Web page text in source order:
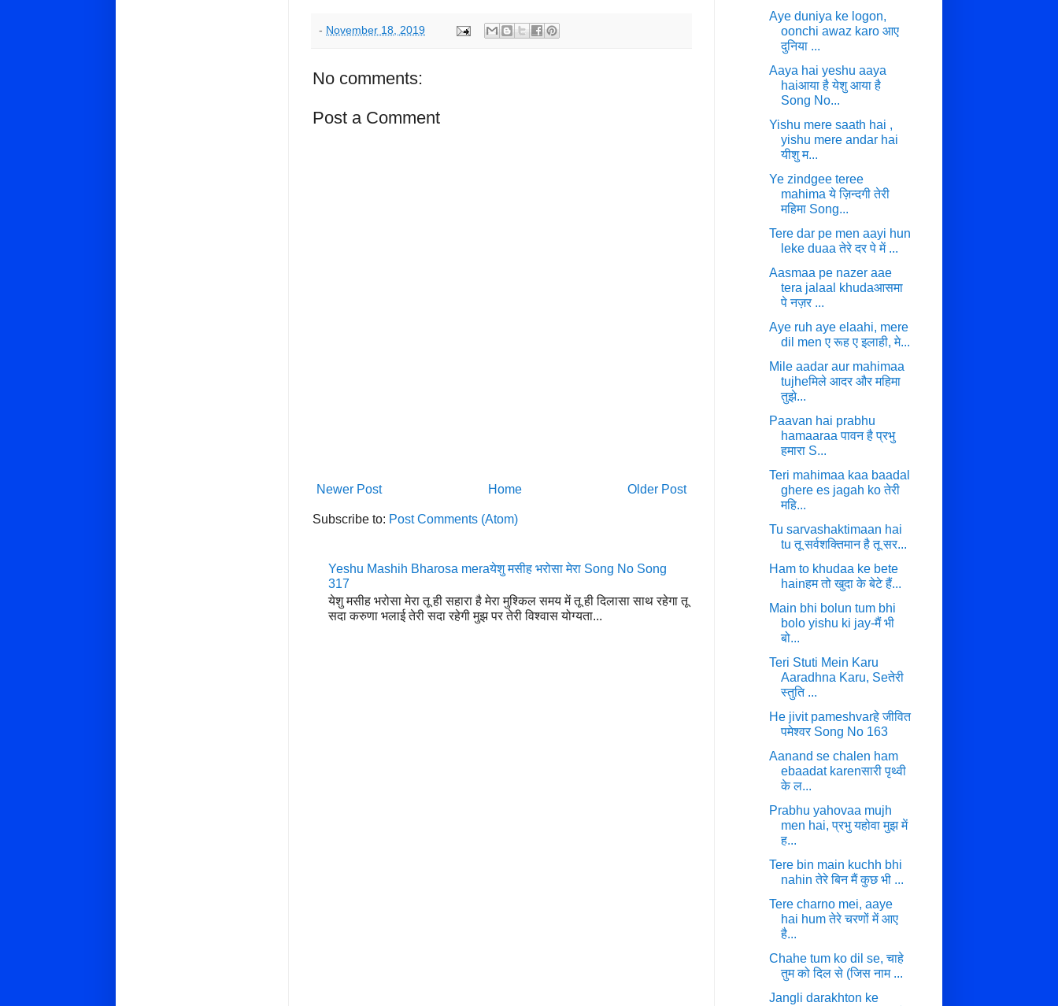
- November 18, 2019
No comments:
Post a Comment
Newer Post Older Post
Home
Subscribe to: Post Comments (Atom)
Yeshu Mashih Bharosa meraयेशु मसीह भरोसा मेरा Song No Song
317
येशु मसीह भरोसा मेरा तू ही सहारा है मेरा मुश्किल समय में तू ही दिलासा साथ रहेगा तू
सदा करुणा भलाई तेरी सदा रहेगी मुझ पर तेरी विश्वास योग्यता...
Aye duniya ke logon,
oonchi awaz karo आए
दुनिया ...
Aaya hai yeshu aaya
haiआया है येशु आया है
Song No...
Yishu mere saath hai ,
yishu mere andar hai
यीशु म...
Ye zindgee teree
mahima ये ज़िन्दगी तेरी
महिमा Song...
Tere dar pe men aayi hun
leke duaa तेरे दर पे में ...
Aasmaa pe nazer aae
tera jalaal khudaआसमा
पे नज़र ...
Aye ruh aye elaahi, mere
dil men ए रूह ए इलाही, मे...
Mile aadar aur mahimaa
tujheमिले आदर और महिमा
तुझे...
Paavan hai prabhu
hamaaraa पावन है प्रभु
हमारा S...
Teri mahimaa kaa baadal
ghere es jagah ko तेरी
महि...
Tu sarvashaktimaan hai
tu तू सर्वशक्तिमान है तू सर...
Ham to khudaa ke bete
hainहम तो खुदा के बेटे हैं...
Main bhi bolun tum bhi
bolo yishu ki jay-मैं भी
बो...
Teri Stuti Mein Karu
Aaradhna Karu, Seतेरी
स्तुति ...
He jivit pameshvarहे जीवित
पमेश्वर Song No 163
Aanand se chalen ham
ebaadat karenसारी पृथ्वी
के ल...
Prabhu yahovaa mujh
men hai, प्रभु यहोवा मुझ में
ह...
Tere bin main kuchh bhi
nahin तेरे बिन मैं कुछ भी ...
Tere charno mei, aaye
hai hum तेरे चरणों में आए
है...
Chahe tum ko dil se, चाहे
तुम को दिल से (जिस नाम ...
Jangli darakhton ke